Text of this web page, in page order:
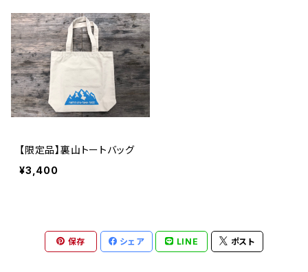
【限定品】裏山トートバッグ
¥3,400
保存 シェア LINE ポスト